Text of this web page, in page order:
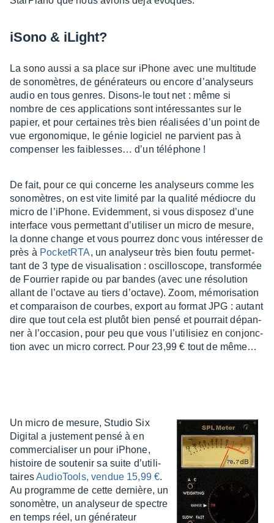
iSono & iLight?
La sono aussi a sa place sur iPhone avec une multi­tude
de sono­mètres, de géné­ra­teurs ou encore d’ana­ly­seurs
audio en tous genres. Disons-le tout net : même si
nombre de ces appli­ca­tions sont inté­res­santes sur le
papier, et pour certaines très bien réali­sées d’un point de
vue ergo­no­mique, le génie logi­ciel ne parvient pas à
compen­ser les faibles­ses… d’un télé­phone !
De fait, pour ce qui concerne les analy­seurs comme les
sono­mètres, on est vite limité par la qualité médiocre du
micro de l’iPhone. Evidem­ment, si vous dispo­sez d’une
inter­face vous permet­tant d’uti­li­ser un micro de mesure,
la donne change et vous pour­rez donc vous inté­res­ser de
près à Pocke­tRTA, un analy­seur très bien foutu permet­
tant de 3 type de visua­li­sa­tion : oscil­lo­scope, trans­for­mée
de Four­rier rapide ou par bandes (avec une réso­lu­tion
allant de l’oc­tave au tiers d’oc­tave). Zoom, mémo­ri­sa­tion
et compa­rai­son de courbes, export au format JPG : autant
dire que tout cela est plutôt bien pensé et pour­rait dépan­
ner à l’oc­ca­sion, pour peu que vous l’uti­li­siez en conjonc­
tion avec un micro correct. Pour 23,99 € tout de même…
Un micro de mesure, Studio Six
Digi­tal a juste­ment pensé à en
commer­cia­li­ser un pour iPhone,
histoire de soute­nir sa suite d’uti­li­
tairesAudio­Tools, vendue 15,99 €.
Au programme de cette dernière, un
sono­mètre, un analy­seur de spectre
en temps réel, un géné­ra­teur